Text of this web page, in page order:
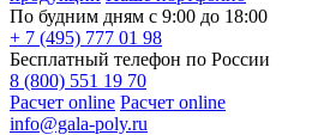
По будним дням с 9:00 до 18:00
+ 7 (495) 777 01 98
Бесплатный телефон по России
8 (800) 551 19 70
Расчет online Расчет online
info@gala-poly.ru